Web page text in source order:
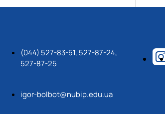
(044) 527-83-51, 527-87-24,
527-87-25
igor-bolbot@nubip.edu.ua